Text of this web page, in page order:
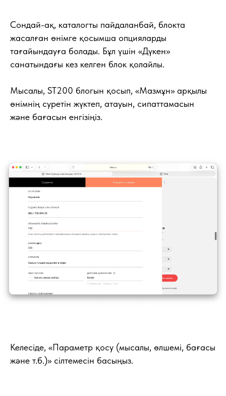
Сондай-ақ, каталогты пайдаланбай, блокта
жасалған өнімге қосымша опцияларды
тағайындауға болады. Бұл үшін «Дүкен»
санатындағы кез келген блок қолайлы.
Мысалы, ST200 блогын қосып, «Мазмұн» арқылы
өнімнің суретін жүктеп, атауын, сипаттамасын
және бағасын енгізіңіз.
Келесіде, «Параметр қосу (мысалы, өлшемі, бағасы
және т.б.)» сілтемесін басыңыз.